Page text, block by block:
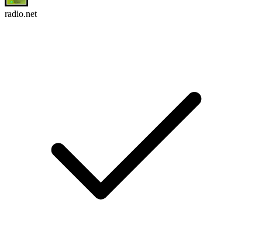
radio.net